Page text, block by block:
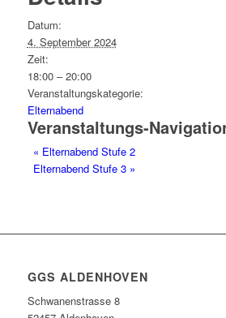
Datum:
4. September 2024
Zeit:
18:00 – 20:00
Veranstaltungskategorie:
Elternabend
Veranstaltungs-
« Elternabend Stufe 2
Elternabend Stufe 3 »
GGS ALDENHOVEN
Schwanenstrasse 8